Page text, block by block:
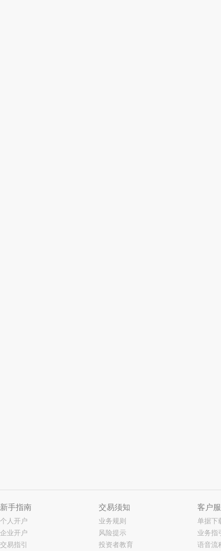
新手指南
个人开户
企业开户
交易指引
交易须知
业务规则
风险提示
投资者教育
客户
单据下
业务指
语音流